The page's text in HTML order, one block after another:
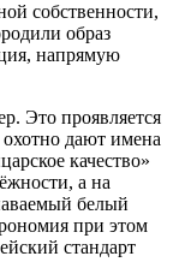
собственности,
образ
напрямую
Это проявляется
дают имена
качество»
а на
белый
при этом
стандарт